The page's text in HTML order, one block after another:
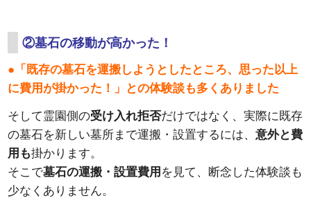
②墓石の移動が高かった！
●「既存の墓石を運搬しようとしたところ、思った以上
に費用が掛かった！」との体験談も多くありました
そして霊園側の受け入れ拒否だけではなく、実際に既存
の墓石を新しい墓所まで運搬・設置するには、意外と費
用も掛かります。
そこで墓石の運搬・設置費用 を見て、断念した体験談も
少なくありません。